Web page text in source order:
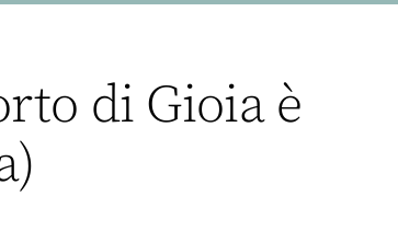
di Gioia è